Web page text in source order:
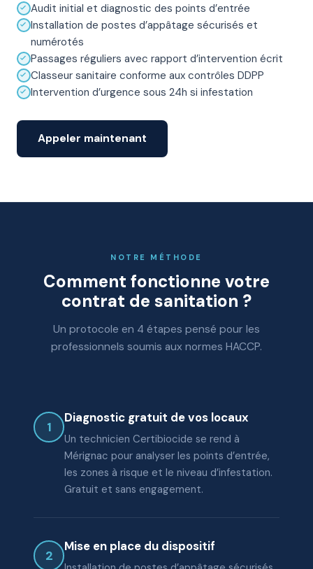
Audit initial et diagnostic des points d’entrée
Installation de postes d’appâtage sécurisés et
numérotés
Passages réguliers avec rapport d’intervention écrit
Classeur sanitaire conforme aux contrôles DDPP
Intervention d’urgence sous 24h si infestation
Appeler maintenant
NOTRE MÉTHODE
Comment fonctionne votre
contrat de sanitation ?
Un protocole en 4 étapes pensé pour les
professionnels soumis aux normes HACCP.
1
Diagnostic gratuit de vos locaux
Un technicien Certibiocide se rend à
Mérignac pour analyser les points d’entrée,
les zones à risque et le niveau d’infestation.
Gratuit et sans engagement.
2
Mise en place du dispositif